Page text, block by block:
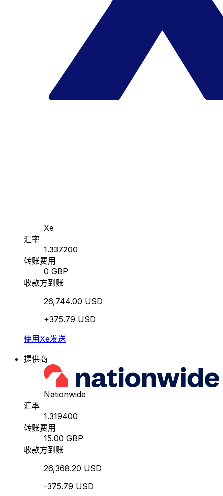
Xe
汇率
1.337200
转账费用
0 GBP
收款方到账
26,744.00 USD
+375.79 USD
使用Xe发送
提供商
Nationwide
汇率
1.319400
转账费用
15.00 GBP
收款方到账
26,368.20 USD
-375.79 USD